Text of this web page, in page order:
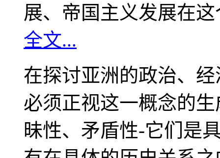
展、帝国主义发展在
全文...
在探讨亚洲的政治、
必须正视这一概念的
昧性、矛盾性-它们是